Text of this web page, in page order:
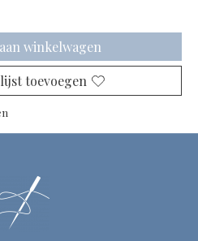
winkelwagen
toevoegen